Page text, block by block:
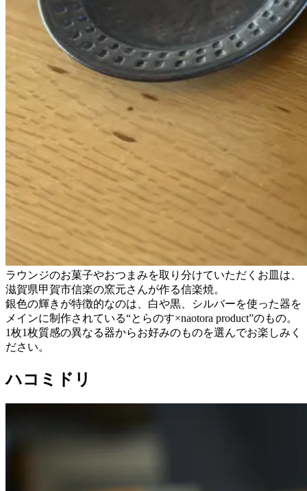
ラウンジのお菓子やおつまみを取り分けていただくお皿は、
滋賀県甲賀市信楽の窯元さんが作る信楽焼。
銀色の輝きが特徴的なのは、白や黒、シルバーを使った器を
メインに制作されている“とらのす×naotora product”のもの。
1枚1枚質感の異なる器からお好みのものを選んでお楽しみく
ださい。
ハコミドリ